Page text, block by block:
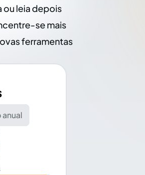
ou leia depois
se mais
ferramentas
anual